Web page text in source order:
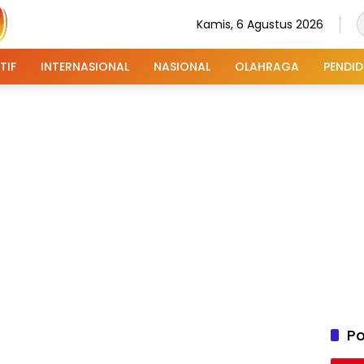
Kamis, 6 Agustus 2026
INTERNASIONAL NASIONAL OLAHRAGA